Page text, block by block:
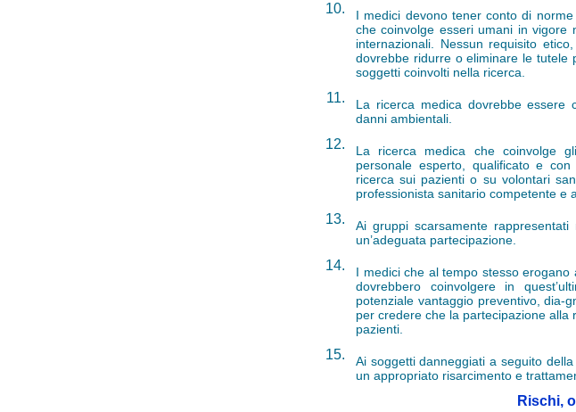
10.
I medici devono tener conto di
che coinvolge esseri umani in
internazionali. Nessun requisito
dovrebbe ridurre o eliminare le tutele
soggetti coinvolti nella ricerca.
11.
La ricerca medica dovrebbe essere
danni ambientali.
12.
La ricerca medica che coinvolge
personale esperto, qualificato e
ricerca sui pazienti o su volontari
professionista sanitario competente e
13.
Ai gruppi scarsamente
un’adeguata partecipazione.
14.
I medici che al tempo stesso
dovrebbero coinvolgere in
potenziale vantaggio preventivo, dia-
per credere che la partecipazione
pazienti.
15.
Ai soggetti danneggiati a seguito
un appropriato risarcimento e
Rischi,